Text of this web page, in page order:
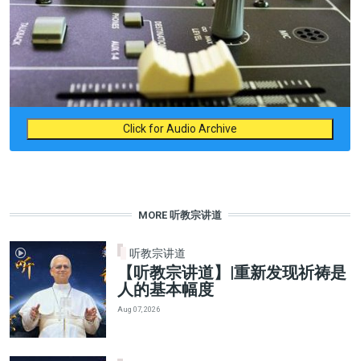
Click for Audio Archive
MORE 听教宗讲道
听教宗讲道
【听教宗讲道】|重新发现祈祷是
人的基本幅度
Aug 07, 2026